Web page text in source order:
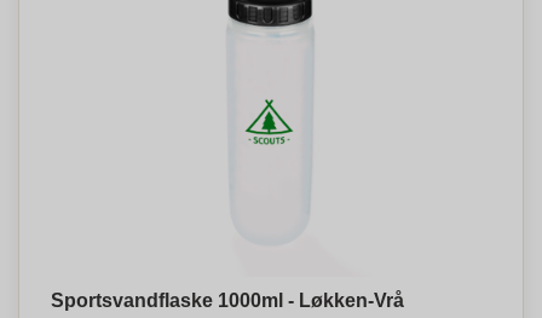
Sportsvandflaske 1000ml - Løkken-Vrå